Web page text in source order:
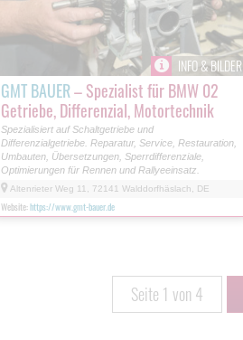
INFO & BILDER
GMT BAUER– Spezialist für BMW 02
Getriebe, Differenzial, Motortechnik
Spezialisiert auf Schaltgetriebe und
Differenzialgetriebe. Reparatur, Service, Restauration,
Umbauten, Übersetzungen, Sperrdifferenziale,
Optimierungen für Rennen und Rallyeeinsatz.
Altenrieter Weg 11, 72141 Walddorfhäslach, DE
Website:https://www.gmt-bauer.de
Seite 1 von 4